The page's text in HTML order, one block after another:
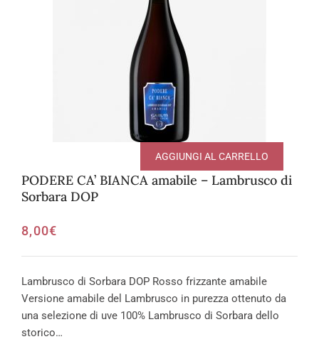
PODERE CA’ BIANCA amabile – Lambrusco di
Sorbara DOP
8,00€
AGGIUNGI AL CARRELLO
Lambrusco di Sorbara DOP Rosso frizzante amabile
Versione amabile del Lambrusco in purezza ottenuto da
una selezione di uve 100% Lambrusco di Sorbara dello
storico…